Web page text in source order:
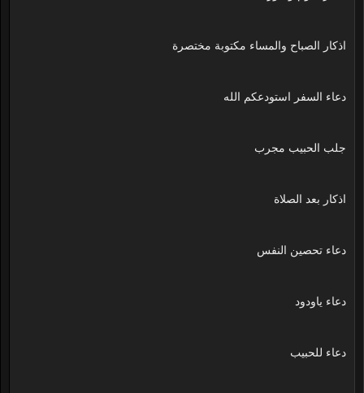
اذكار الصباح والمساء مكتوبة مختصرة
دعاء السفر استودعكم الله
جلب الحبيب مجرب
اذكار بعد الصلاة
دعاء تحصين النفس
دعاء ياودود
دعاء للحبيب